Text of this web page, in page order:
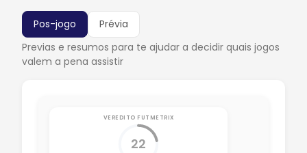
Pos-jogo
Prévia
Previas e resumos para te ajudar a decidir quais jogos
valem a pena assistir
VEREDITO FUTMETRIX
22